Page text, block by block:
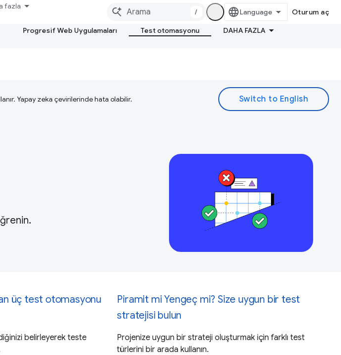
fazla
/ Oturum aç
Progresif Web Uygulamaları Test otomasyonu DAHA FAZLA
Yapay zeka çevirilerinde hata olabilir.
üç test otomasyonu
belirleyerek teste
Piramit mi Yengeç mi? Size uygun bir test
stratejisi bulun
Projenize uygun bir strateji oluşturmak için farklı test
türlerini bir arada kullanın.